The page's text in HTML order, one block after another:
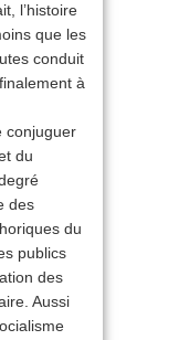
l’histoire
que les
conduit
à
conjuguer
du
des
du
publics
des
Aussi